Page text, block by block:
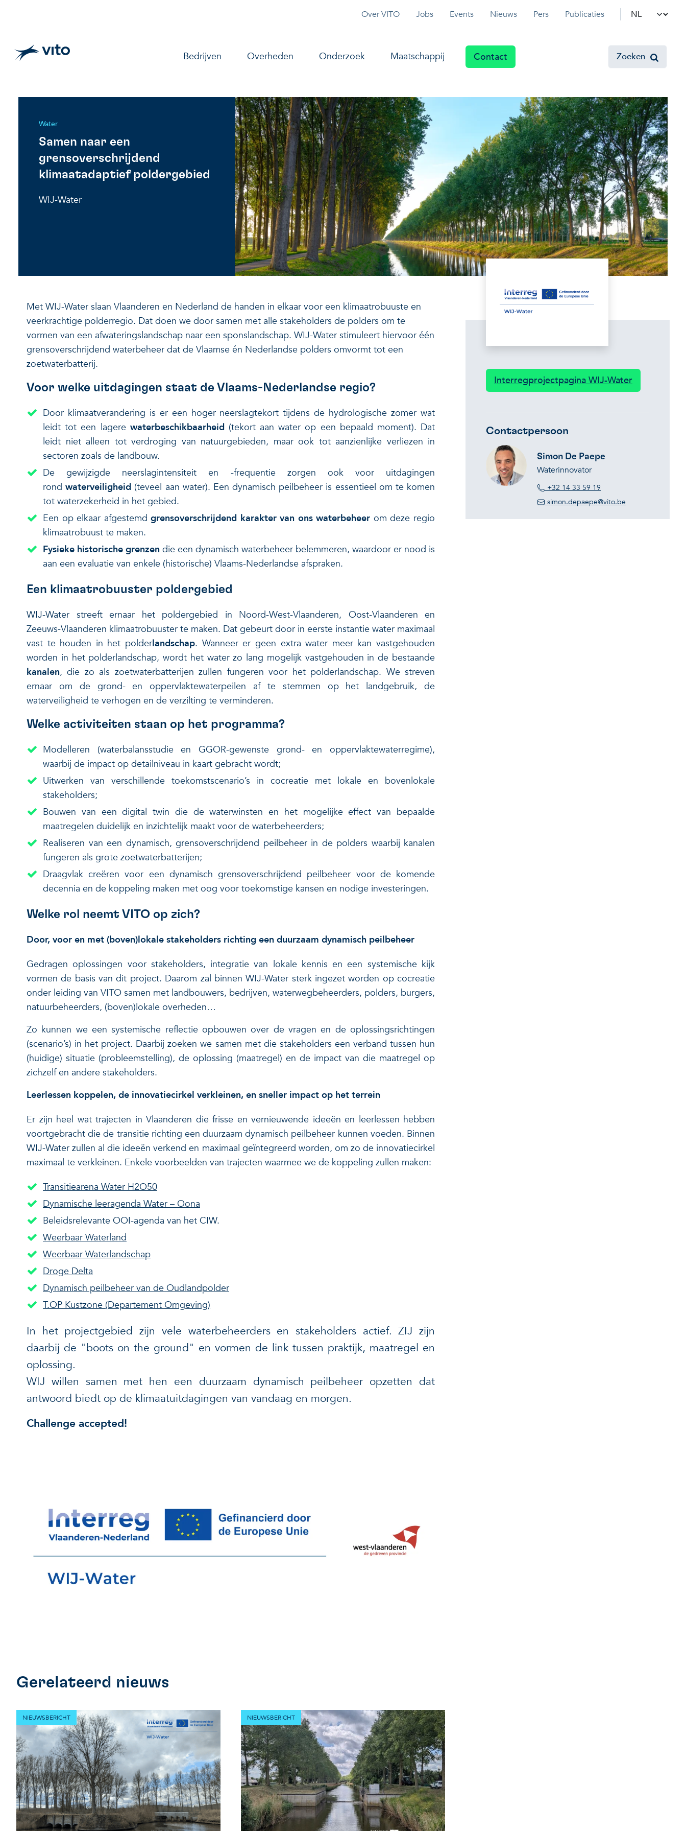
Topmenu
Over VITO Jobs Events Nieuws Pers Publicaties Select your
Bedrijven Overheden Onderzoek Maatschappij Contact Zoeken
Water
Samen naar een
grensoverschrijdend
klimaatadaptief poldergebied
WIJ-Water
Met WIJ-Water slaan Vlaanderen en Nederland de handen in elkaar voor een klimaatrobuuste en
veerkrachtige polderregio. Dat doen we door samen met alle stakeholders de polders om te
vormen van een afwateringslandschap naar een sponslandschap. WIJ-Water stimuleert hiervoor één
grensoverschrijdend waterbeheer dat de Vlaamse én Nederlandse polders omvormt tot een
zoetwaterbatterij.
Voor welke uitdagingen staat de Vlaams-Nederlandse regio?
Door klimaatverandering is er een hoger neerslagtekort tijdens de hydrologische zomer wat
leidt tot een lagere waterbeschikbaarheid (tekort aan water op een bepaald moment). Dat
leidt niet alleen tot verdroging van natuurgebieden, maar ook tot aanzienlijke verliezen in
sectoren zoals de landbouw.
De gewijzigde neerslagintensiteit en -frequentie zorgen ook voor uitdagingen
rondwaterveiligheid (teveel aan water). Een dynamisch peilbeheer is essentieel om te komen
tot waterzekerheid in het gebied.
Een op elkaar afgestemdgrensoverschrijdend karakter van ons waterbeheer om deze regio
klimaatrobuust te maken.
Fysieke historische grenzen die een dynamisch waterbeheer belemmeren, waardoor er nood is
aan een evaluatie van enkele (historische) Vlaams-Nederlandse afspraken.
Een klimaatrobuuster poldergebied
WIJ-Water streeft ernaar het poldergebied in Noord-West-Vlaanderen, Oost-Vlaanderen en
Zeeuws-Vlaanderen klimaatrobuuster te maken. Dat gebeurt door in eerste instantie water maximaal
vast te houden in het polderlandschap. Wanneer er geen extra water meer kan vastgehouden
worden in het polderlandschap, wordt het water zo lang mogelijk vastgehouden in de bestaande
kanalen, die zo als zoetwaterbatterijen zullen fungeren voor het polderlandschap. We streven
ernaar om de grond- en oppervlaktewaterpeilen af te stemmen op het landgebruik, de
waterveiligheid te verhogen en de verzilting te verminderen.
Welke activiteiten staan op het programma?
Modelleren (waterbalansstudie en GGOR-gewenste grond- en oppervlaktewaterregime),
waarbij de impact op detailniveau in kaart gebracht wordt;
Uitwerken van verschillende toekomstscenario’s in cocreatie met lokale en bovenlokale
stakeholders;
Bouwen van een digital twin die de waterwinsten en het mogelijke effect van bepaalde
maatregelen duidelijk en inzichtelijk maakt voor de waterbeheerders;
Realiseren van een dynamisch, grensoverschrijdend peilbeheer in de polders waarbij kanalen
fungeren als grote zoetwaterbatterijen;
Draagvlak creëren voor een dynamisch grensoverschrijdend peilbeheer voor de komende
decennia en de koppeling maken met oog voor toekomstige kansen en nodige investeringen.
Welke rol neemt VITO op zich?
Door, voor en met (boven)lokale stakeholders richting een duurzaam dynamisch peilbeheer
Gedragen oplossingen voor stakeholders, integratie van lokale kennis en een systemische kijk
vormen de basis van dit project. Daarom zal binnen WIJ-Water sterk ingezet worden op cocreatie
onder leiding van VITO samen met landbouwers, bedrijven, waterwegbeheerders, polders, burgers,
natuurbeheerders, (boven)lokale overheden…
Zo kunnen we een systemische reflectie opbouwen over de vragen en de oplossingsrichtingen
(scenario’s) in het project. Daarbij zoeken we samen met die stakeholders een verband tussen hun
(huidige) situatie (probleemstelling), de oplossing (maatregel) en de impact van die maatregel op
zichzelf en andere stakeholders.
Leerlessen koppelen, de innovatiecirkel verkleinen, en sneller impact op het terrein
Er zijn heel wat trajecten in Vlaanderen die frisse en vernieuwende ideeën en leerlessen hebben
voortgebracht die de transitie richting een duurzaam dynamisch peilbeheer kunnen voeden. Binnen
WIJ-Water zullen al die ideeën verkend en maximaal geïntegreerd worden, om zo de innovatiecirkel
maximaal te verkleinen. Enkele voorbeelden van trajecten waarmee we de koppeling zullen maken:
Transitiearena Water H2O50
Dynamische leeragenda Water – Oona
Beleidsrelevante OOI-agenda van het CIW.
Weerbaar Waterland
Weerbaar Waterlandschap
Droge Delta
Dynamisch peilbeheer van de Oudlandpolder
T.OP Kustzone (Departement Omgeving)
In het projectgebied zijn vele waterbeheerders en stakeholders actief. ZIJ zijn
daarbij de "boots on the ground" en vormen de link tussen praktijk, maatregel en
oplossing.
WIJ willen samen met hen een duurzaam dynamisch peilbeheer opzetten dat
antwoord biedt op de klimaatuitdagingen van vandaag en morgen.
Challenge accepted!
Interregprojectpagina WIJ-Water
Contactpersoon
Simon De Paepe
Waterinnovator
+32 14 33 59 19
simon.depaepe@vito.be
Gerelateerd nieuws
NIEUWSBERICHT NIEUWSBERICHT